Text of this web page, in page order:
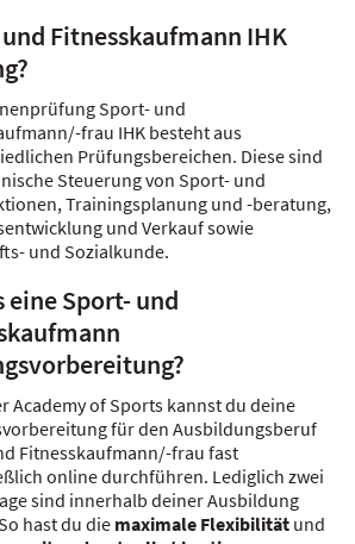
Fitnesskaufmann IHK
Sport- und
frau IHK besteht aus
Prüfungsbereichen. Diese sind
Steuerung von Sport- und
Trainingsplanung und -beratung,
und Verkauf sowie
und Sozialkunde.
eine Sport- und
Academy of Sports kannst du deine
für den Ausbildungsberuf
Fitnesskaufmann/-frau fast
online durchführen. Lediglich zwei
sind innerhalb deiner Ausbildung
hast du die maximale Flexibilität und